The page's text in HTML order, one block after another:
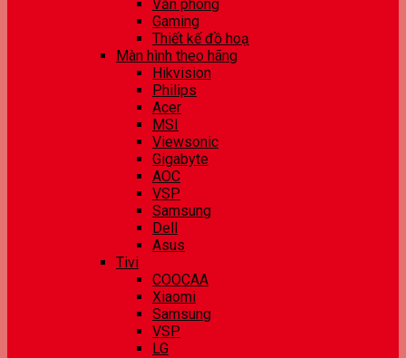
Văn phòng
Gaming
Thiết kế đồ hoạ
Màn hình theo hãng
Hikvision
Philips
Acer
MSI
Viewsonic
Gigabyte
AOC
VSP
Samsung
Dell
Asus
Tivi
COOCAA
Xiaomi
Samsung
VSP
LG